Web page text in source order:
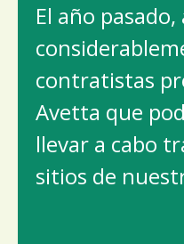
El año
contratistas
Avetta que
llevar a cabo
sitios de